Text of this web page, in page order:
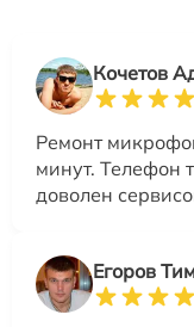
Кочетов
Ремонт
минут. Телефон
доволен
Егоров